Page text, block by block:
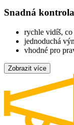
Snadná
rychle vidíš,
jednoduchá
vhodné pro
Zobrazit více